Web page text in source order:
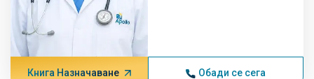
Книга Назначаване Обади се сега